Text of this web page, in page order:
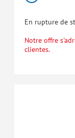
En rupture de
Notre offre
clientes.